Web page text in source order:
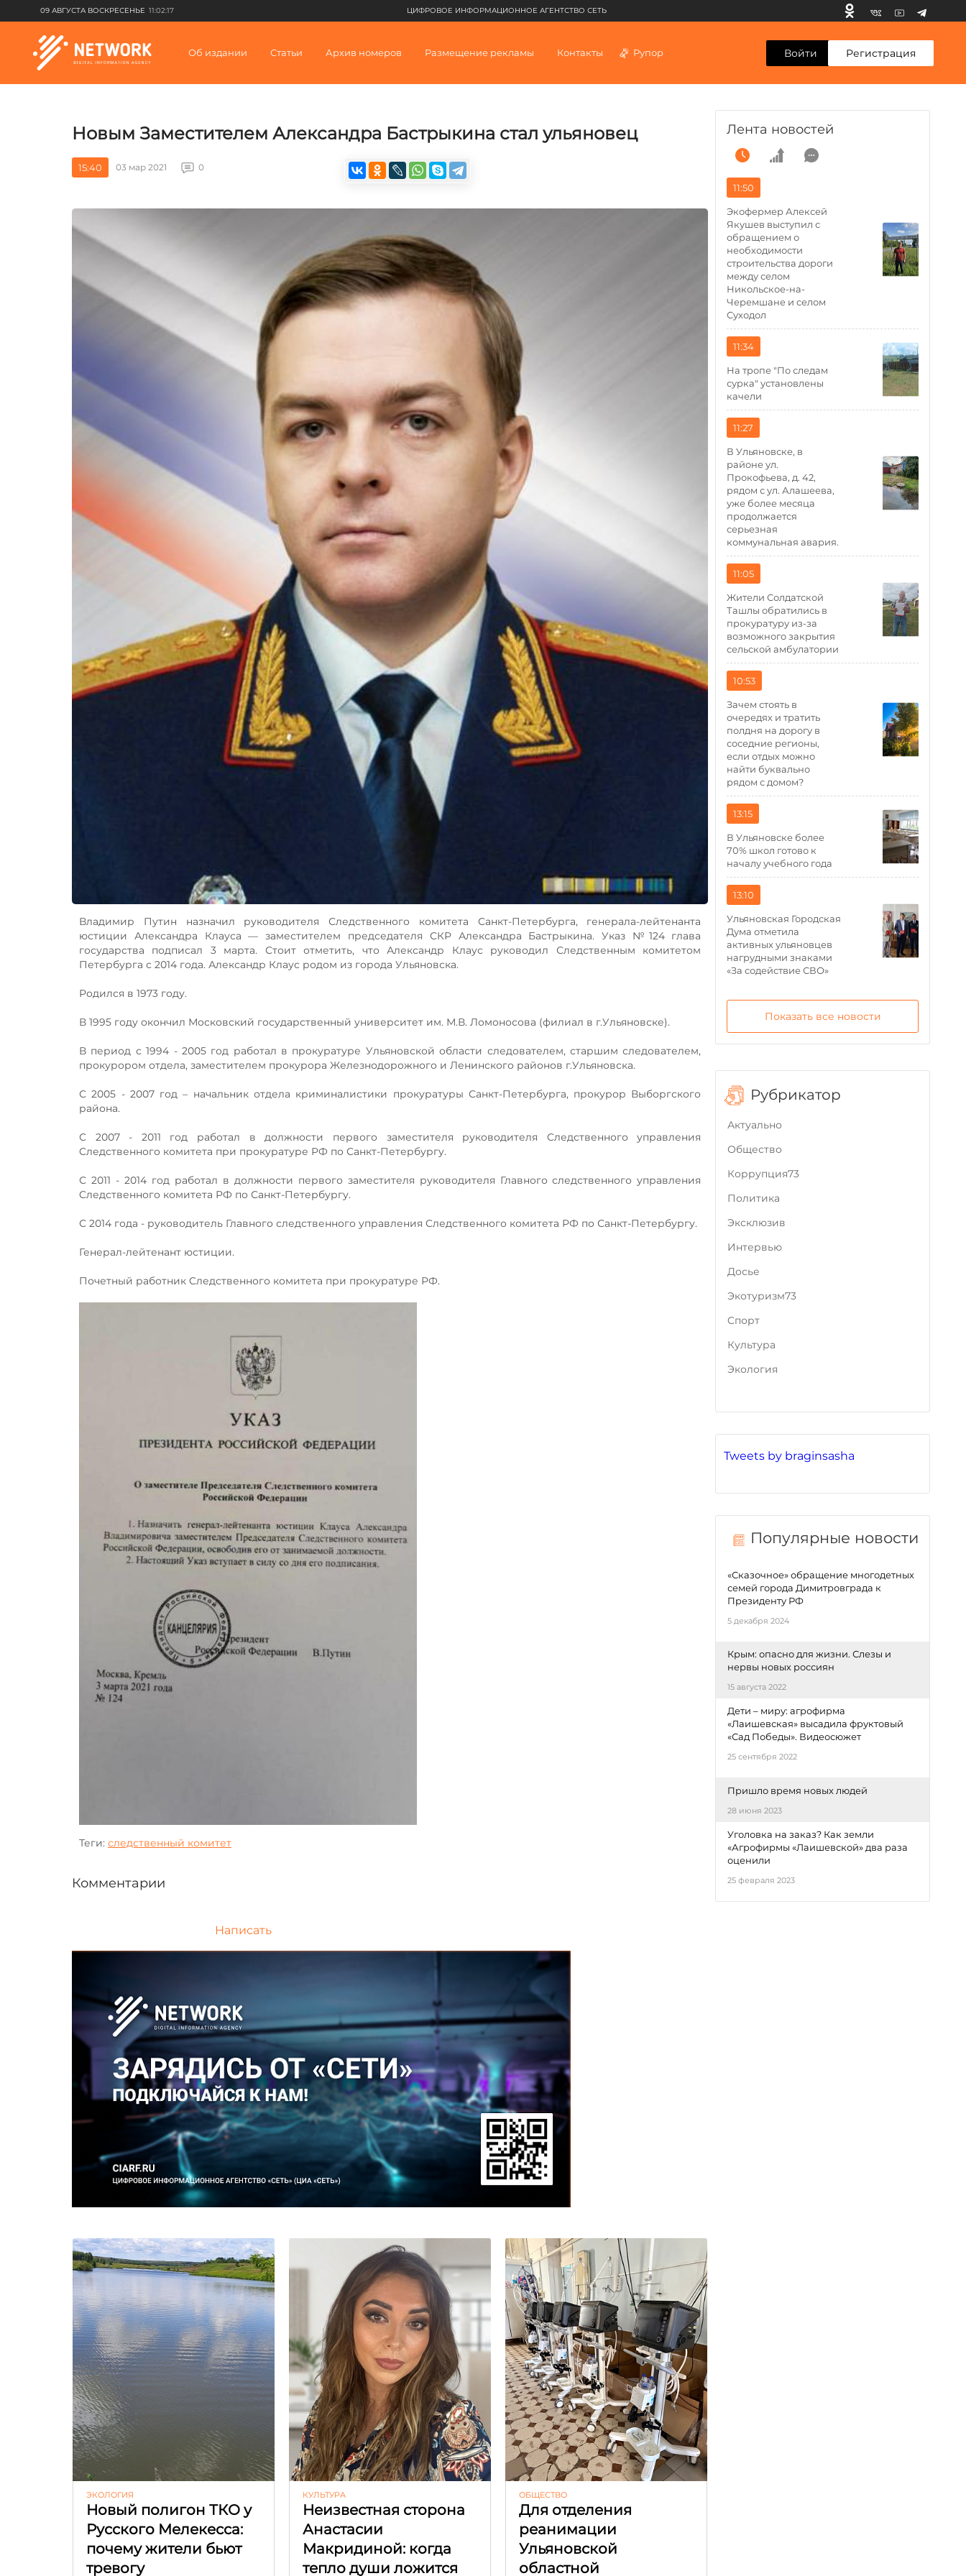
09 АВГУСТА ВОСКРЕСЕНЬЕ 11:02:17 ЦИФРОВОЕ ИНФОРМАЦИОННОЕ АГЕНТСТВО СЕТЬ
Об издании Статьи Архив номеров Размещение рекламы Контакты Рупор Войти Регистрация
Новым Заместителем Александра Бастрыкина стал ульяновец
15:40 03 мар 2021 0
Владимир Путин назначил руководителя Следственного комитета Санкт-Петербурга, генерала-лейтенанта
юстиции Александра Клауса — заместителем председателя СКР Александра Бастрыкина. Указ №124 глава
государства подписал 3 марта. Стоит отметить, что Александр Клаус руководил Следственным комитетом
Петербурга с 2014 года. Александр Клаус родом из города Ульяновска.
Родился в 1973 году.
В 1995 году окончил Московский государственный университет им. М.В. Ломоносова (филиал в г.Ульяновске).
В период с 1994 - 2005 год работал в прокуратуре Ульяновской области следователем, старшим следователем,
прокурором отдела, заместителем прокурора Железнодорожного и Ленинского районов г.Ульяновска.
С 2005 - 2007 год – начальник отдела криминалистики прокуратуры Санкт-Петербурга, прокурор Выборгского
района.
С 2007 - 2011 год работал в должности первого заместителя руководителя Cледственного управления
Cледственного комитета при прокуратуре РФ по Санкт-Петербургу.
С 2011 - 2014 год работал в должности первого заместителя руководителя Главного следственного управления
Cледственного комитета РФ по Санкт-Петербургу.
С 2014 года - руководитель Главного следственного управления Cледственного комитета РФ по Санкт-Петербургу.
Генерал-лейтенант юстиции.
Почетный работник Cледственного комитета при прокуратуре РФ.
Теги: следственный комитет
Комментарии
Написать
ЭКОЛОГИЯ
Новый полигон ТКО у
Русского Мелекесса:
почему жители бьют
тревогу
КУЛЬТУРА
Неизвестная сторона
Анастасии
Макридиной: когда
тепло души ложится
ОБЩЕСТВО
Для отделения
реанимации
Ульяновской
областной
Tweets by braginsasha
Популярные новости
«Сказочное» обращение многодетных
семей города Димитровграда к
Президенту РФ
5 декабря 2024
Крым: опасно для жизни. Слезы и
нервы новых россиян
15 августа 2022
Дети – миру: агрофирма
«Лаишевская» высадила фруктовый
«Сад Победы». Видеосюжет
25 сентября 2022
Пришло время новых людей
28 июня 2023
Уголовка на заказ? Как земли
«Агрофирмы «Лаишевской» два раза
оценили
25 февраля 2023
Лента новостей
11:50
Экофермер Алексей
Якушев выступил с
обращением о
необходимости
строительства дороги
между селом
Никольское-на-
Черемшане и селом
Суходол
11:34
На тропе "По следам
сурка" установлены
качели
11:27
В Ульяновске, в
районе ул.
Прокофьева, д. 42,
рядом с ул. Алашеева,
уже более месяца
продолжается
серьезная
коммунальная авария.
11:05
Жители Солдатской
Ташлы обратились в
прокуратуру из-за
возможного закрытия
сельской амбулатории
10:53
Зачем стоять в
очередях и тратить
полдня на дорогу в
соседние регионы,
если отдых можно
найти буквально
рядом с домом?
13:15
В Ульяновске более
70% школ готово к
началу учебного года
13:10
Ульяновская Городская
Дума отметила
активных ульяновцев
нагрудными знаками
«За содействие СВО»
Показать все новости
Рубрикатор
Актуально
Общество
Коррупция73
Политика
Эксклюзив
Интервью
Досье
Экотуризм73
Cпорт
Культура
Экология